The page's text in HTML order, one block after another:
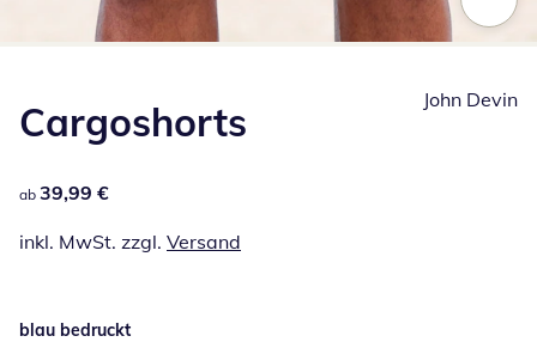
Cargoshorts
39,99 €
ab 39,99 €
inkl. MwSt. zzgl. Versand
John Devin
blau bedruckt